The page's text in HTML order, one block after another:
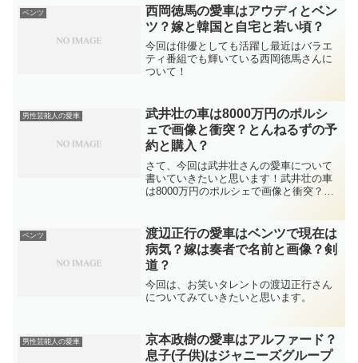
の７４歳本名および旧芸名は平泉 征七郎
（せいしちろう）高...
ベンツ
西岡徳馬の愛車はアウディとベン
ツ？嫁と韓国と自宅と若い頃？
今回は俳優としても活躍し最近はバラエ
ティ番組でも輝いている西岡徳馬さんに
ついて！
男性芸能人の愛車
武井壮の車は8000万円のポルシ
ェで画像と衝突？とんねるずの予
約と購入？
さて、今回は武井壮さんの愛車について
書いていきたいと思います！武井壮の車
は8000万円のポルシェで画像と衝突？武
ね！その理由が、武井壮さんの愛車が警
察の車に衝突されるとい...
ベンツ
渡辺正行の愛車はベンツで現在は
病気？嫁は奏者で名前と画像？剣
道？
今回は、お笑いタレントの渡辺正行さん
についてみていきたいと思います。
男性芸能人の愛車
京本政樹の愛車はアルファード？
息子(子供)はジャニーズグループ